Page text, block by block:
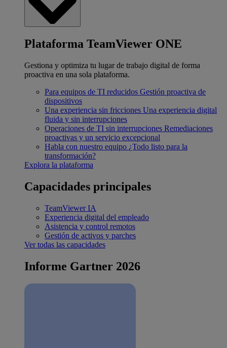
Plataforma TeamViewer ONE
Gestiona y optimiza tu lugar de trabajo digital de forma
proactiva en una sola plataforma.
Para equipos de TI reducidos Gestión proactiva de
dispositivos
Una experiencia sin fricciones Una experiencia digital
fluida y sin interrupciones
Operaciones de TI sin interrupciones Remediaciones
proactivas y un servicio excepcional
Habla con nuestro equipo ¿Todo listo para la
transformación?
Explora la plataforma
Capacidades principales
TeamViewer IA
Experiencia digital del empleado
Asistencia y control remotos
Gestión de activos y parches
Ver todas las capacidades
Informe Gartner 2026